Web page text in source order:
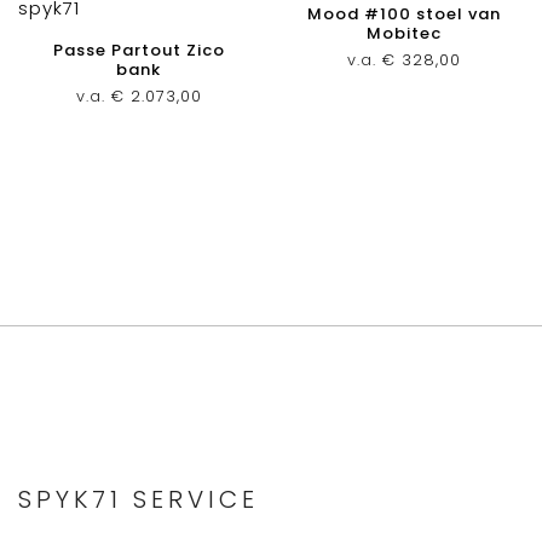
Passe Partout Zico
bank
v.a. € 2.073,00
Mood #100 stoel van
Mobitec
v.a. € 328,00
SPYK71 SERVICE